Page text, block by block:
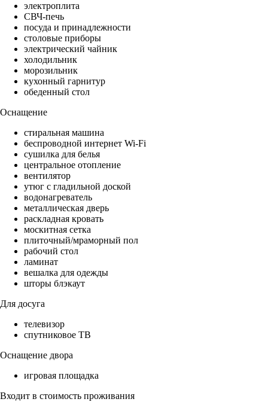
электроплита
СВЧ-печь
посуда и принадлежности
столовые приборы
электрический чайник
холодильник
морозильник
кухонный гарнитур
обеденный стол
Оснащение
стиральная машина
беспроводной интернет Wi-Fi
сушилка для белья
центральное отопление
вентилятор
утюг с гладильной доской
водонагреватель
металлическая дверь
раскладная кровать
москитная сетка
плиточный/мраморный пол
рабочий стол
ламинат
вешалка для одежды
шторы блэкаут
Для досуга
телевизор
спутниковое ТВ
Оснащение двора
игровая площадка
Входит в стоимость проживания